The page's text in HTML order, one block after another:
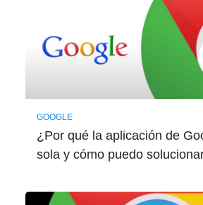
GOOGLE
¿Por qué la aplicación de
sola y cómo puedo